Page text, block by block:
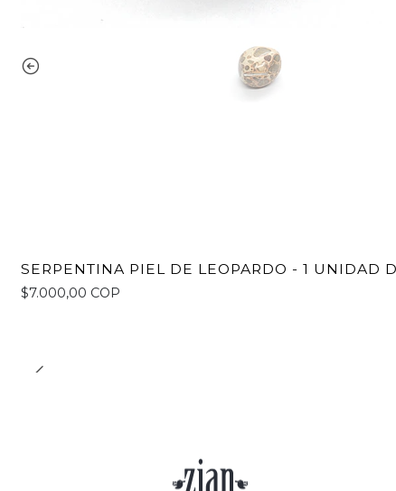
SERPENTINA PIEL DE LEOPARDO - 1 UNIDAD
$7.000,00 COP